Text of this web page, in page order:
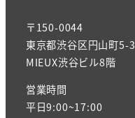
〒150-0044
東京都渋谷区円山町5-3
MIEUX渋谷ビル8階
営業時間
平日9:00~17:00